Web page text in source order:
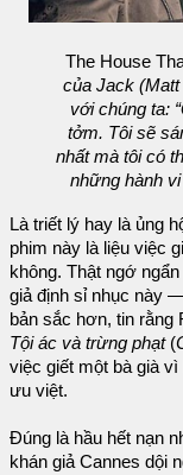
The House
của Jack
với chúng ta:
tởm. Tôi sẽ
nhất mà tôi có
những hành
Là triết lý hay là ủng
phim này là liệu việc
không. Thật ngớ
giả định sỉ nhục này
bản sắc hơn, tin rằng
Tội ác và trừng phạt(
việc giết một bà già
ưu việt.
Đúng là hầu hết nạn
khán giả Cannes dội